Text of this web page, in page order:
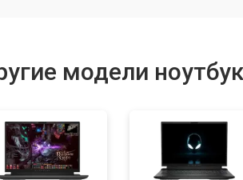
Ремонт мультиконтроллера
модели